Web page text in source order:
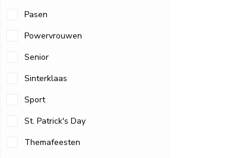
Pasen
Powervrouwen
Senior
Sinterklaas
Sport
St. Patrick's Day
Themafeesten